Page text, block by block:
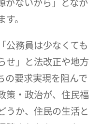
。
公務員は少なくても
せ」と法改正や地方
の要求実現を阻んで
策・政治が、住民福
うか、住民の生活と